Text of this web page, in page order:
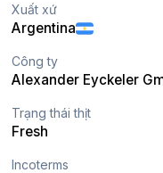
Xuất xứ
Argentina
Công ty
Alexander Eyckeler
Trạng thái thịt
Fresh
Incoterms